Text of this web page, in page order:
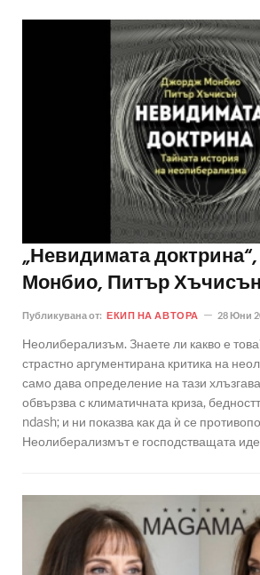
„Невидимата
Монбио, Питър Хъчисън
Публикувана от: ЕКИП НА АВТОРА 28 Юни
Неолиберализъм. Знаете ли какво е
страстно аргументирана критика на
само дава определение на тази
обвързва с климатичната криза,
ndash; и ни показва как да ѝ се
Неолиберализмът е господстващата